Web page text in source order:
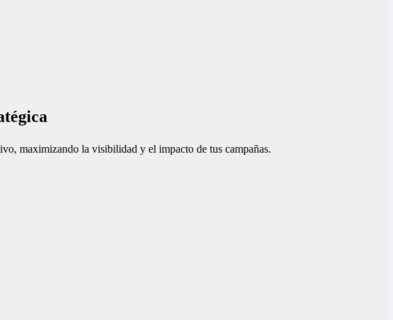
maximizando la visibilidad y el impacto de tus campañas.